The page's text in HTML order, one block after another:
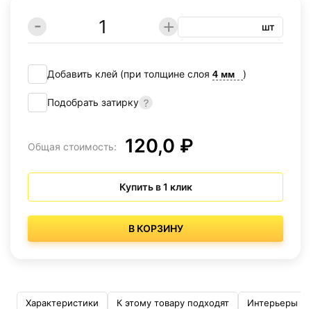
шт
Добавить клей (при толщине слоя )
Подобрать затирку
Общая стоимость: 120,0 ₽
Купить в 1 клик
В КОРЗИНУ
Характеристики К этому товару подходят Интерьеры